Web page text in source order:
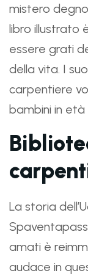
mistero
libro illustrato
essere grati
della vita. I
carpentiere
bambini in età
La storia
amati è
audace in